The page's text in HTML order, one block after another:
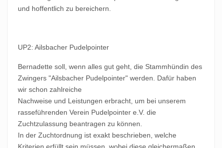
und hoffentlich zu bereichern.
UP2: Ailsbacher Pudelpointer
Bernadette soll, wenn alles gut geht, die Stammhündin des
Zwingers "Ailsbacher Pudelpointer" werden. Dafür haben
wir schon zahlreiche
Nachweise und Leistungen erbracht, um bei unserem
rasseführenden Verein Pudelpointer e.V. die
Zuchtzulassung beantragen zu können.
In der Zuchtordnung ist exakt beschrieben, welche